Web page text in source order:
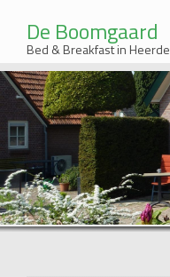
Sla
over
ga
meteen
naar
de
inhoud
De Boomgaard
Bed & Breakfast in Heerde